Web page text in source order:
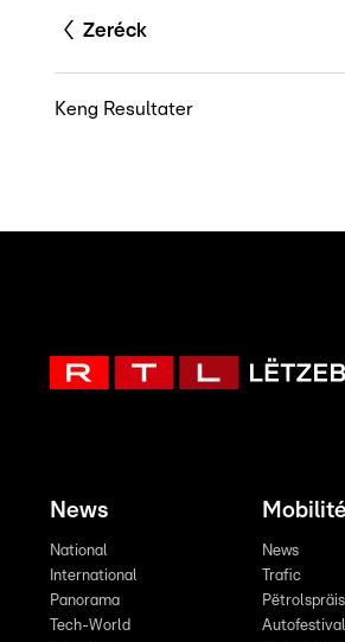
Zeréck
Keng Resultater
News
National
International
Panorama
Tech-World
News
Trafic
Autofestival